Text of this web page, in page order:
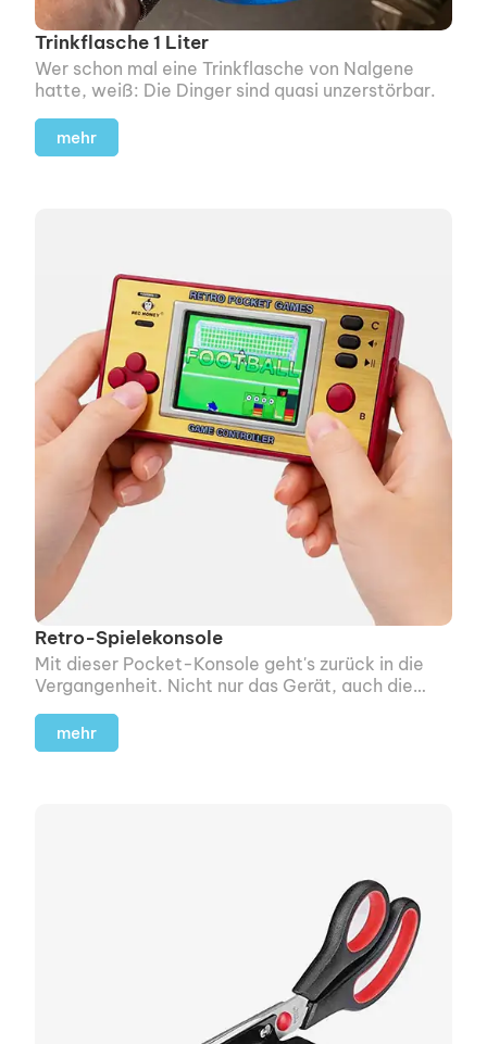
Trinkflasche 1 Liter
Wer schon mal eine Trinkflasche von Nalgene
hatte, weiß: Die Dinger sind quasi unzerstörbar.
mehr
Retro-Spielekonsole
Mit dieser Pocket-Konsole geht's zurück in die
Vergangenheit. Nicht nur das Gerät, auch die
absolut Retro. Hello 80s!
mehr